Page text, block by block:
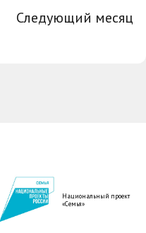
Следующий месяц
Национальный проект
«Семья»